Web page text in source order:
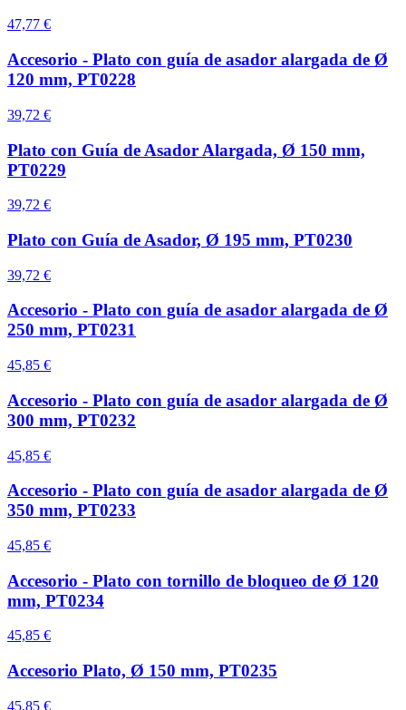
47,77 €
Accesorio - Plato con guía de asador alargada de Ø
120 mm, PT0228
39,72 €
Plato con Guía de Asador Alargada, Ø 150 mm,
PT0229
39,72 €
Plato con Guía de Asador, Ø 195 mm, PT0230
39,72 €
Accesorio - Plato con guía de asador alargada de Ø
250 mm, PT0231
45,85 €
Accesorio - Plato con guía de asador alargada de Ø
300 mm, PT0232
45,85 €
Accesorio - Plato con guía de asador alargada de Ø
350 mm, PT0233
45,85 €
Accesorio - Plato con tornillo de bloqueo de Ø 120
mm, PT0234
45,85 €
Accesorio Plato, Ø 150 mm, PT0235
45,85 €